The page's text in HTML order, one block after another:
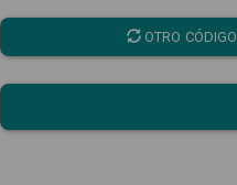
OTRO CÓDIGO